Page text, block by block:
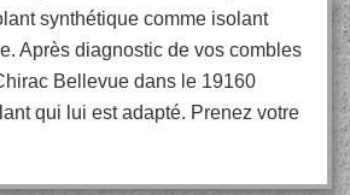
synthétique comme isolant
Après diagnostic de vos combles
Bellevue dans le 19160
qui lui est adapté. Prenez votre